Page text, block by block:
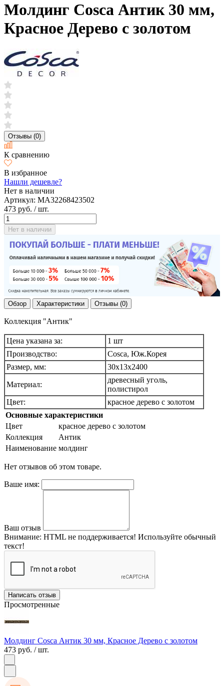
Молдинг Cosca Антик 30 мм,
Красное Дерево с золотом
Отзывы (0)
К сравнению
В избранное
Нашли дешевле?
Нет в наличии
Артикул: MA32268423502
473 руб. / шт.
Нет в наличии
Обзор Характеристики Отзывы (0)
Коллекция "Антик"
Цена указана за:
1 шт
Производство:
Cosca, Юж.Корея
Размер, мм:
30х13х2400
Материал:
древесный уголь,
полистирол
Цвет:
красное дерево с золотом
Основные характеристики
Цвет
красное дерево с золотом
Коллекция
Антик
Наименование молдинг
Нет отзывов об этом товаре.
Ваше имя:
Ваш отзыв
Внимание: HTML не поддерживается! Используйте обычный
текст!
Написать отзыв
Просмотренные
Молдинг Cosca Антик 30 мм, Красное Дерево с золотом
473 руб. / шт.